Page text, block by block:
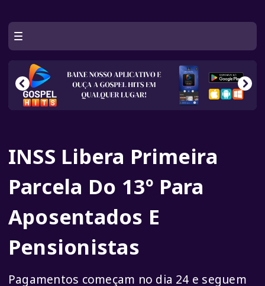
INSS Libera Primeira
Parcela Do 13º Para
Aposentados E
Pensionistas
Pagamentos começam no dia 24 e seguem